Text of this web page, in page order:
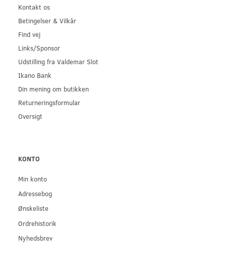
Kontakt os
Betingelser & Vilkår
Find vej
Links/Sponsor
Udstilling fra Valdemar Slot
Ikano Bank
Din mening om butikken
Returneringsformular
Oversigt
KONTO
Min konto
Adressebog
Ønskeliste
Ordrehistorik
Nyhedsbrev